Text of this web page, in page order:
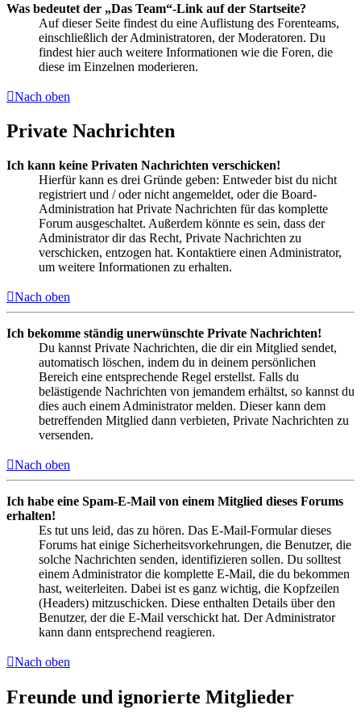
Was bedeutet der „Das Team“-Link auf der Startseite?
Auf dieser Seite findest du eine Auflistung des Forenteams,
einschließlich der Administratoren, der Moderatoren. Du
findest hier auch weitere Informationen wie die Foren, die
diese im Einzelnen moderieren.
Nach oben
Private Nachrichten
Ich kann keine Privaten Nachrichten verschicken!
Hierfür kann es drei Gründe geben: Entweder bist du nicht
registriert und / oder nicht angemeldet, oder die Board-
Administration hat Private Nachrichten für das komplette
Forum ausgeschaltet. Außerdem könnte es sein, dass der
Administrator dir das Recht, Private Nachrichten zu
verschicken, entzogen hat. Kontaktiere einen Administrator,
um weitere Informationen zu erhalten.
Nach oben
Ich bekomme ständig unerwünschte Private Nachrichten!
Du kannst Private Nachrichten, die dir ein Mitglied sendet,
automatisch löschen, indem du in deinem persönlichen
Bereich eine entsprechende Regel erstellst. Falls du
belästigende Nachrichten von jemandem erhältst, so kannst du
dies auch einem Administrator melden. Dieser kann dem
betreffenden Mitglied dann verbieten, Private Nachrichten zu
versenden.
Nach oben
Ich habe eine Spam-E-Mail von einem Mitglied dieses Forums
erhalten!
Es tut uns leid, das zu hören. Das E-Mail-Formular dieses
Forums hat einige Sicherheitsvorkehrungen, die Benutzer, die
solche Nachrichten senden, identifizieren sollen. Du solltest
einem Administrator die komplette E-Mail, die du bekommen
hast, weiterleiten. Dabei ist es ganz wichtig, die Kopfzeilen
(Headers) mitzuschicken. Diese enthalten Details über den
Benutzer, der die E-Mail verschickt hat. Der Administrator
kann dann entsprechend reagieren.
Nach oben
Freunde und ignorierte Mitglieder